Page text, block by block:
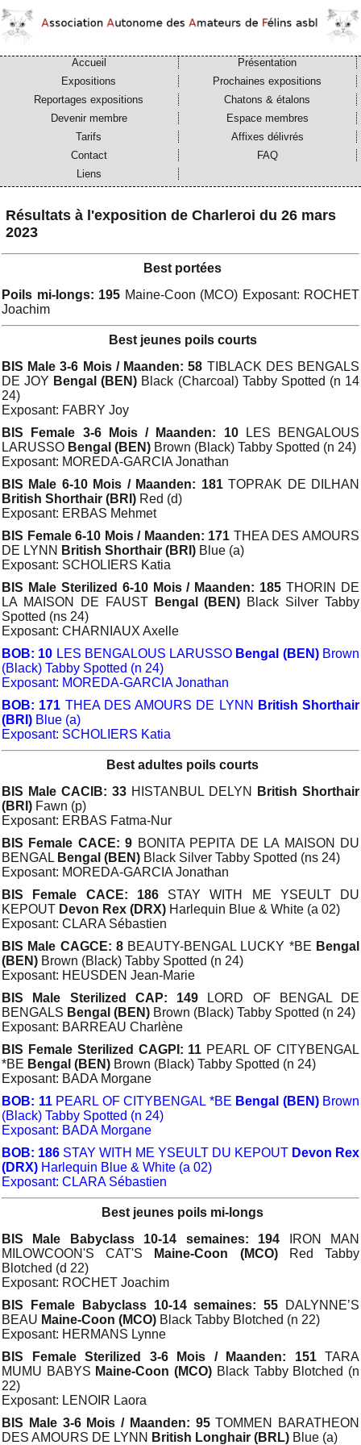
Accueil
Présentation
Expositions
Prochaines expositions
Reportages expositions
Chatons & étalons
Devenir membre
Espace membres
Tarifs
Affixes délivrés
Contact
FAQ
Liens
Résultats à l'exposition de Charleroi du 26 mars
2023
Best portées
Poils mi-longs: 195 Maine-Coon (MCO) Exposant: ROCHET
Joachim
Best jeunes poils courts
BIS Male 3-6 Mois / Maanden: 58 TIBLACK DES BENGALS
DE JOY Bengal (BEN) Black (Charcoal) Tabby Spotted (n 14
24)
Exposant: FABRY Joy
BIS Female 3-6 Mois / Maanden: 10LES BENGALOUS
LARUSSO Bengal (BEN) Brown (Black) Tabby Spotted (n 24)
Exposant: MOREDA-GARCIA Jonathan
BIS Male 6-10 Mois / Maanden: 181TOPRAK DE DILHAN
British Shorthair (BRI) Red (d)
Exposant: ERBAS Mehmet
BIS Female 6-10 Mois / Maanden: 171 THEA DES AMOURS
DE LYNN British Shorthair (BRI) Blue (a)
Exposant: SCHOLIERS Katia
BIS Male Sterilized 6-10 Mois / Maanden: 185 THORIN DE
LA MAISON DE FAUST
Bengal (BEN) Black Silver Tabby
Spotted (ns 24)
Exposant: CHARNIAUX Axelle
BOB: 10 LES BENGALOUS LARUSSO Bengal (BEN)Brown
(Black) Tabby Spotted (n 24)
Exposant: MOREDA-GARCIA Jonathan
BOB: 171 THEA DES AMOURS DE LYNN
British Shorthair
(BRI) Blue (a)
Exposant: SCHOLIERS Katia
Best adultes poils courts
BIS Male CACIB: 33 HISTANBUL DELYN
British Shorthair
(BRI) Fawn (p)
Exposant: ERBAS Fatma-Nur
BIS Female CACE: 9 BONITA PEPITA DE LA MAISON DU
BENGAL Bengal (BEN) Black Silver Tabby Spotted (ns 24)
Exposant: MOREDA-GARCIA Jonathan
BIS Female CACE: 186STAY WITH ME YSEULT DU
KEPOUT Devon Rex (DRX) Harlequin Blue & White (a 02)
Exposant: CLARA Sébastien
BIS Male CAGCE: 8BEAUTY-BENGAL LUCKY *BE Bengal
(BEN) Brown (Black) Tabby Spotted (n 24)
Exposant: HEUSDEN Jean-Marie
BIS Male Sterilized CAP: 149 LORD OF BENGAL DE
BENGALS Bengal (BEN) Brown (Black) Tabby Spotted (n 24)
Exposant: BARREAU Charlène
BIS Female Sterilized CAGPI: 11 PEARL OF CITYBENGAL
*BE Bengal (BEN) Brown (Black) Tabby Spotted (n 24)
Exposant: BADA Morgane
BOB: 11PEARL OF CITYBENGAL *BE Bengal (BEN)Brown
(Black) Tabby Spotted (n 24)
Exposant: BADA Morgane
BOB: 186 STAY WITH ME YSEULT DU KEPOUT Devon Rex
(DRX) Harlequin Blue & White (a 02)
Exposant: CLARA Sébastien
Best jeunes poils mi-longs
BIS Male Babyclass 10-14 semaines: 194 IRON MAN
MILOWCOON'S CAT'S
Maine-Coon (MCO)Red Tabby
Blotched (d 22)
Exposant: ROCHET Joachim
BIS Female Babyclass 10-14 semaines: 55 DALYNNE’S
BEAU Maine-Coon (MCO) Black Tabby Blotched (n 22)
Exposant: HERMANS Lynne
BIS Female Sterilized 3-6 Mois / Maanden: 151TARA
MUMU BABYS Maine-Coon (MCO) Black Tabby Blotched (n
22)
Exposant: LENOIR Laora
BIS Male 3-6 Mois / Maanden: 95TOMMEN BARATHEON
DES AMOURS DE LYNN British Longhair (BRL) Blue (a)